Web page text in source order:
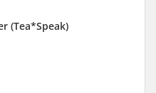
(Tea*Speak)